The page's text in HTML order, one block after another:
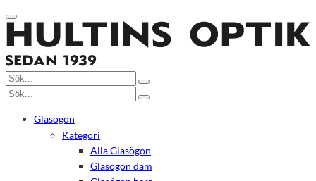
Glasögon
Kategori
Alla Glasögon
Glasögon dam